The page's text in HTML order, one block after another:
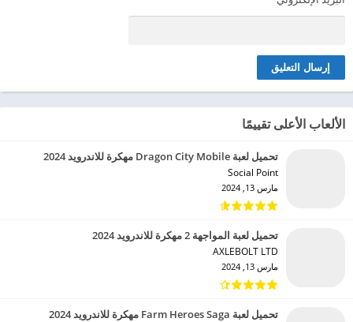
الألعاب الأعلى تقييمًا
تحميل لعبة Dragon City Mobile مهكرة للاندرويد 2024
Social Point‏
مارس 13, 2024
تحميل لعبة المواجهة 2 مهكرة للاندرويد 2024
AXLEBOLT LTD‏
مارس 13, 2024
تحميل لعبة Farm Heroes Saga مهكرة للاندرويد 2024